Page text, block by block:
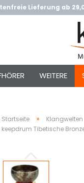
Lieferung ab
WEITERE
Startseite » Klangwelten
keepdrum Tibetische